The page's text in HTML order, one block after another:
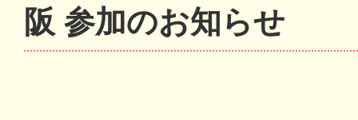
阪 参加のお知らせ